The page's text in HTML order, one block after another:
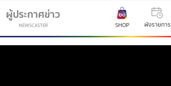
ผู้ประกาศข่าว
NEWSCASTER SHOP ผังรายการ